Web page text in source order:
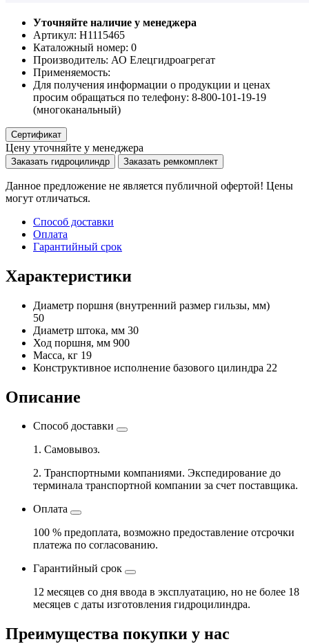
Уточняйте наличие у менеджера
Артикул: Н1115465
Каталожный номер: 0
Производитель: АО Елецгидроагрегат
Применяемость:
Для получения информации о продукции и ценах
просим обращаться по телефону: 8-800-101-19-19
(многоканальный)
Сертификат
Цену уточняйте у менеджера
Заказать гидроцилиндр Заказать ремкомплект
Данное предложение не является публичной офертой! Цены
могут отличаться.
Способ доставки
Оплата
Гарантийный срок
Характеристики
Диаметр поршня (внутренний размер гильзы, мм)
50
Диаметр штока, мм 30
Ход поршня, мм 900
Масса, кг 19
Конструктивное исполнение базового цилиндра 22
Описание
Способ доставки
1. Самовывоз.
2. Транспортными компаниями. Экспедирование до
терминала транспортной компании за счет поставщика.
Оплата
100 % предоплата, возможно предоставление отсрочки
платежа по согласованию.
Гарантийный срок
12 месяцев со дня ввода в эксплуатацию, но не более 18
месяцев с даты изготовления гидроцилиндра.
Преимущества покупки у нас